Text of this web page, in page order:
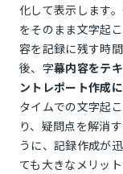
化して表示します
をそのまま文字起
容を記録に残す時
後、字幕内容をテ
ントレポート作成
タイムでの文字起
り、疑問点を解消
うに、記録作成が
ても大きなメリット